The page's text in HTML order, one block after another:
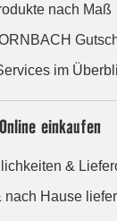
nach Maß
im
Online einkaufen
&
nach Hause